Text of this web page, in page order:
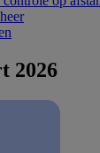
2026